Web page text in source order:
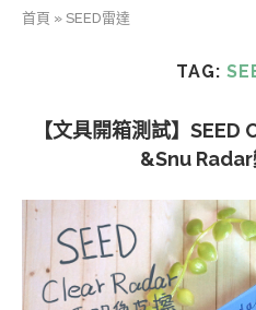
首頁 » SEED雷達
TAG:
【文具開箱測試】
&Snu